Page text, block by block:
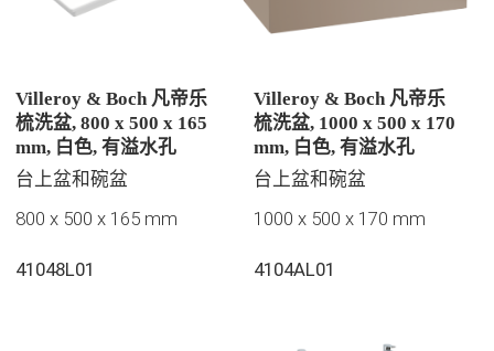
Villeroy & Boch 凡帝乐
梳洗盆, 800 x 500 x 165
mm, 白色, 有溢水孔
台上盆和碗盆
800 x 500 x 165 mm
41048L01
Villeroy & Boch 凡帝乐
梳洗盆, 1000 x 500 x 170
mm, 白色, 有溢水孔
台上盆和碗盆
1000 x 500 x 170 mm
4104AL01